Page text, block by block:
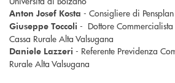
Anton Josef Kosta - Consigliere di
Giuseppe Toccoli - Dottore Commercialista
Cassa Rurale Alta Valsugana
Daniele Lazzeri - Referente Previdenza
Rurale Alta Valsugana